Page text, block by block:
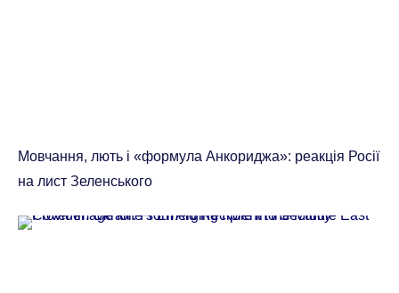
Мовчання, лють і «формула Анкориджа»: реакція Росії
на лист Зеленського